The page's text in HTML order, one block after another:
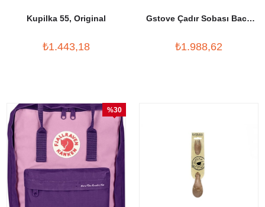
Kupilka 55, Original
₺1.443,18
Gstove Çadır Sobası Baca
₺1.988,62
%30
İndirim